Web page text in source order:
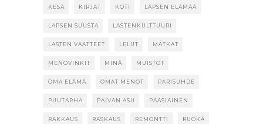
KESÄ KIRJAT KOTI LAPSEN ELÄMÄÄ
LAPSEN SUUSTA LASTENKULTTUURI
LASTEN VAATTEET LELUT MATKAT
MENOVINKIT MINÄ MUISTOT
OMA ELÄMÄ OMAT MENOT PARISUHDE
PUUTARHA PÄIVÄN ASU PÄÄSIÄINEN
RAKKAUS RASKAUS REMONTTI RUOKA